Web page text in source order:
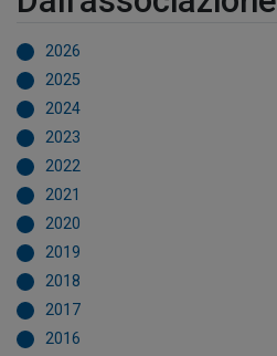
2026
2025
2024
2023
2022
2021
2020
2019
2018
2017
2016